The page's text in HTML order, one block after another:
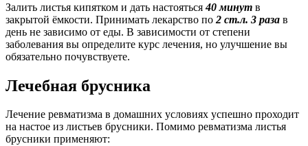
Залить листья кипятком и дать настояться40 минут в
закрытой ёмкости. Принимать лекарство по 2 ст.л. 3 раза в
день не зависимо от еды. В зависимости от степени
заболевания вы определите курс лечения, но улучшение вы
обязательно почувствуете.
Лечебная брусника
Лечение ревматизма в домашних условиях успешно проходит
на настое из листьев брусники. Помимо ревматизма листья
брусники применяют: